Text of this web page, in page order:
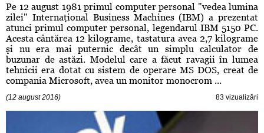
Pe 12 august 1981 primul computer personal "vedea lumina
zilei" Internaţional Business Machines (IBM) a prezentat
atunci primul computer personal, legendarul IBM 5150 PC.
Acesta cântărea 12 kilograme, tastatura avea 2,7 kilograme
şi nu era mai puternic decât un simplu calculator de
buzunar de astăzi. Modelul care a făcut ravagii în lumea
tehnicii era dotat cu sistem de operare MS DOS, creat de
compania Microsoft, avea un monitor monocrom ...
(12 august 2016) 83 vizualizări